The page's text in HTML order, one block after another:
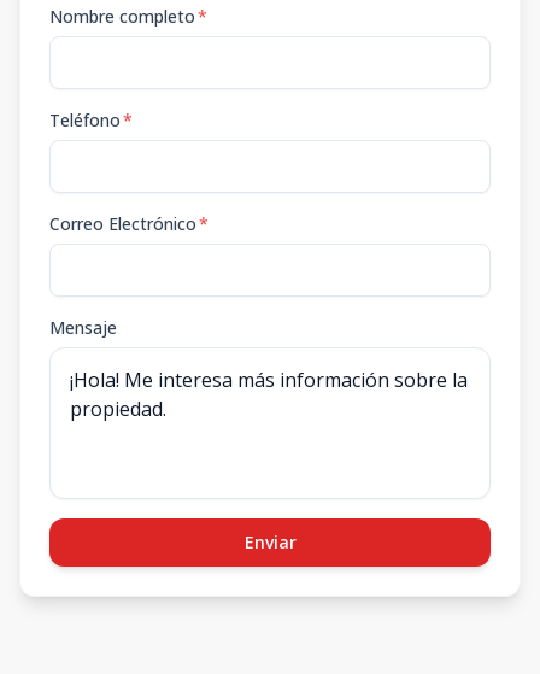
Nombre completo*
Teléfono*
Correo Electrónico*
Mensaje
Enviar